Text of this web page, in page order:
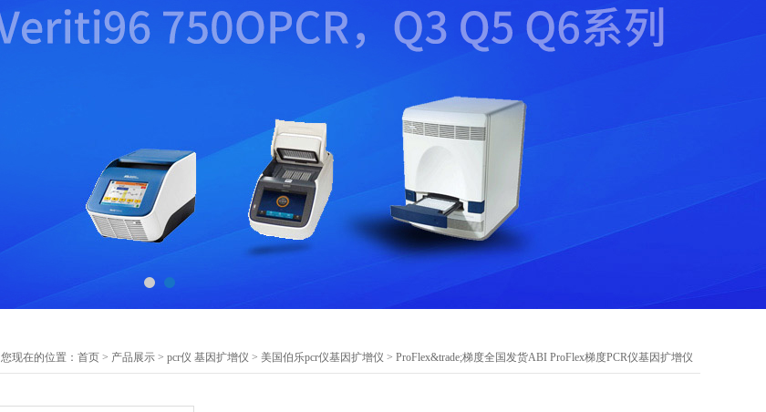
您现在的位置： 首页 > 产品展示 > pcr仪 基因扩增仪 > 美国伯乐pcr仪基因扩增仪 > ProFlex&trade;梯度全国发货ABI ProFlex梯度PCR仪基因扩增仪